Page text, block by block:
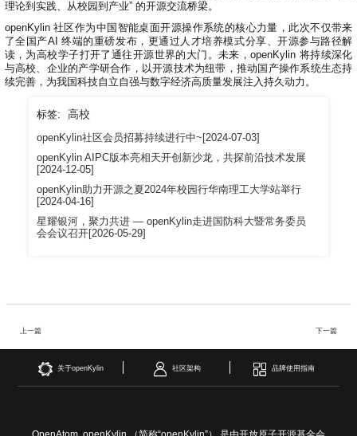
理论到实践、从校园到产业” 的开源交流桥梁。
openKylin 社区作为中国智能桌面开源操作系统的核心力量，此次不仅带来
了全国产AI 终端的重磅发布，更通过人才培养模式分享、开源参与路径解
读，为高校学子打开了通往开源世界的大门。未来，openKylin 将持续深化
与高校、企业的产学研合作，以开源技术为纽带，推动国产操作系统生态持
续完善，为我国科技自立自强与数字经济高质量发展注入持久动力。
标签: 高校
openKylin社区会员招募持续进行中~[2024-07-03]
openKylin AIPC版本亮相天开创新沙龙，共探前沿技术发展
[2024-12-05]
openKylin助力开源之夏2024年校园行华南理工大学站举行
[2024-04-16]
星耀银河，聚力共进 — openKylin走进国防科大暨常务委员
会会议召开[2026-05-29]
上一篇 下一篇
关于openKylin 社区架构 品牌使用指南